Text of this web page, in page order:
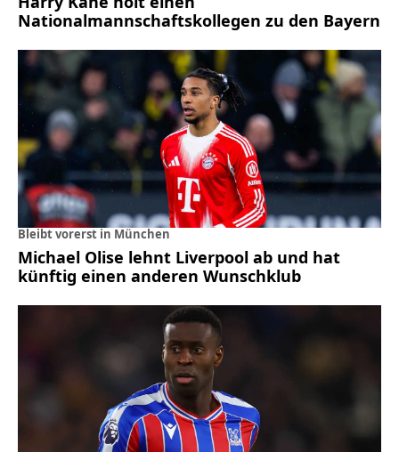
Nationalmannschaftskollegen zu den Bayern
Bleibt vorerst in München
Michael Olise lehnt Liverpool ab und hat
künftig einen anderen Wunschklub